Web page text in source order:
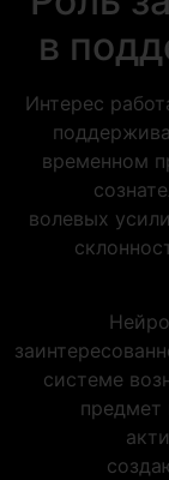
в
Интерес
временном
волевых
системе
предмет